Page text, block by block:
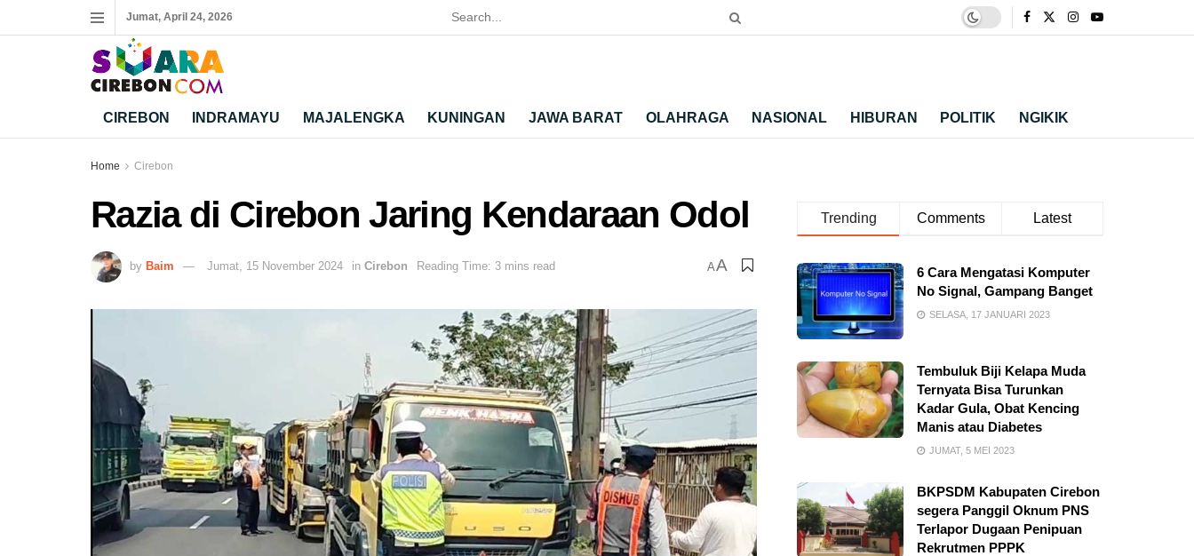
Jumat, April 24, 2026
CIREBON INDRAMAYU MAJALENGKA KUNINGAN JAWA BARAT OLAHRAGA NASIONAL HIBURAN POLITIK NGIKIK
Home Cirebon
Razia di Cirebon Jaring Kendaraan Odol
by Baim Jumat, 15 November 2024 in Cirebon Reading Time: 3 mins read AA
Trending Comments Latest
6 Cara Mengatasi Komputer
No Signal, Gampang Banget
SELASA, 17 JANUARI 2023
Tembuluk Biji Kelapa Muda
Ternyata Bisa Turunkan
Kadar Gula, Obat Kencing
Manis atau Diabetes
JUMAT, 5 MEI 2023
BKPSDM Kabupaten Cirebon
segera Panggil Oknum PNS
Terlapor Dugaan Penipuan
Rekrutmen PPPK